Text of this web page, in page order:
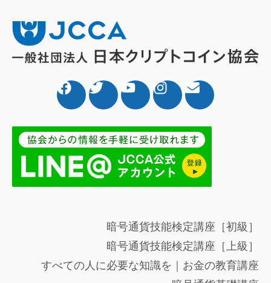
暗号通貨技能検定講座［初級］
暗号通貨技能検定講座［上級］
すべての人に必要な知識を｜お金の教育講座